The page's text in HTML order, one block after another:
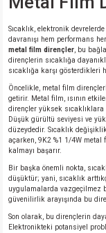
Sıcaklık, elektronik
davranışı hem performans
metal film dirençler , bu
dirençlerin sıcaklığa
sıcaklığa karşı gösterdikleri
Öncelikle, metal film
getirir. Metal film, ısının
dirençler yüksek
Düşük gürültü seviyesi ve
düzeydedir. Sıcaklık
açarken, 9K2 %1 1/4W metal
kalmayı başarır.
Bir başka önemli nokta,
düşüktür; yani, sıcaklık
uygulamalarda vazgeçilmez
güvenilirlik arayışında bu
Son olarak, bu dirençlerin
Elektronikteki potansiyel